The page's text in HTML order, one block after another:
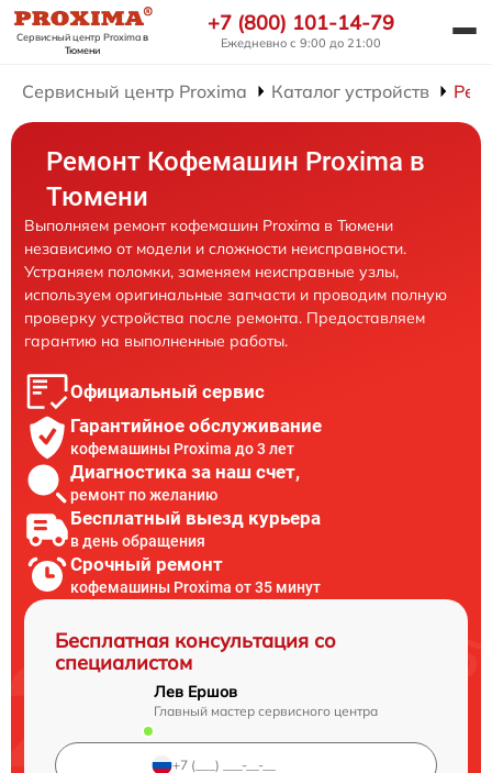
Сервисный центр Proximaв
Тюмени
+7 (800) 101-14-79
Ежедневно с 9:00 до 21:00
Сервисный центр Proxima Каталог устройств
Ремонт Кофемашин Proxima в
Тюмени
Выполняем ремонт кофемашин Proxima в Тюмени
независимо от модели и сложности неисправности.
Устраняем поломки, заменяем неисправные узлы,
используем оригинальные запчасти и проводим полную
проверку устройства после ремонта. Предоставляем
гарантию на выполненные работы.
Официальный сервис
Гарантийное обслуживание
кофемашины Proxima до 3 лет
Диагностика за наш счет,
ремонт по желанию
Бесплатный выезд курьера
в день обращения
Срочный ремонт
кофемашины Proxima от 35 минут
Бесплатная консультация со
специалистом
Лев Ершов
Главный мастер сервисного центра